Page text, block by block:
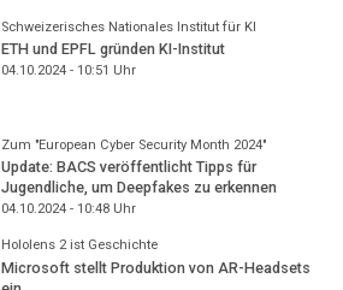
Schweizerisches Nationales Institut für KI
ETH und EPFL gründen KI-Institut
04.10.2024 - 10:51 Uhr
Zum "European Cyber Security Month 2024"
Update: BACS veröffentlicht Tipps für
Jugendliche, um Deepfakes zu erkennen
04.10.2024 - 10:48Uhr
Hololens 2 ist Geschichte
Microsoft stellt Produktion von AR-Headsets